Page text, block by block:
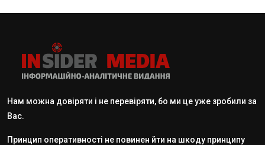
Нам можна довіряти і не перевіряти, бо ми це уже зробили за
Вас.
Принцип оперативності не повинен йти на шкоду принципу